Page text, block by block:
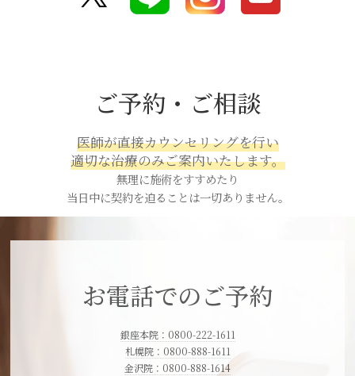
ご予約・ご相談
医師が直接カウンセリングを行い
適切な治療のみご案内いたします。
無理に施術をすすめたり
当日中に契約を迫ることは一切ありません。
お電話でのご予約
銀座本院：0800-222-1611
札幌院：0800-888-1611
金沢院：0800-888-1614